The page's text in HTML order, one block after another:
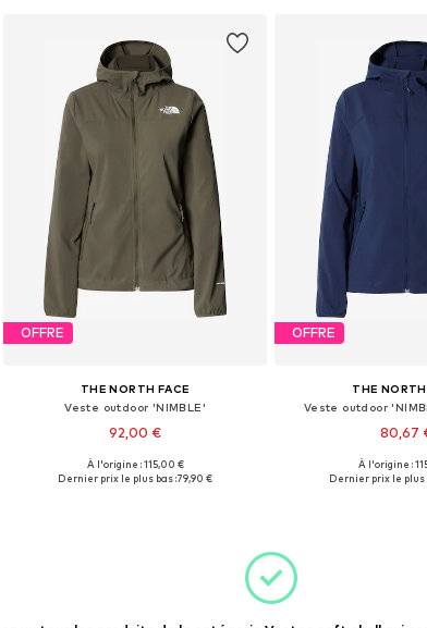
OFFRE
THE NORTH FACE
Veste outdoor 'NIMBLE'
92,00 €
Tailles disponibles: XL
À l'origine : 115,00 €
Dernier prix le plus bas :79,90 €
OFFRE
THE NORTH
Veste outdoor
80,67
Tailles
À l'origine :
Dernier prix le plus